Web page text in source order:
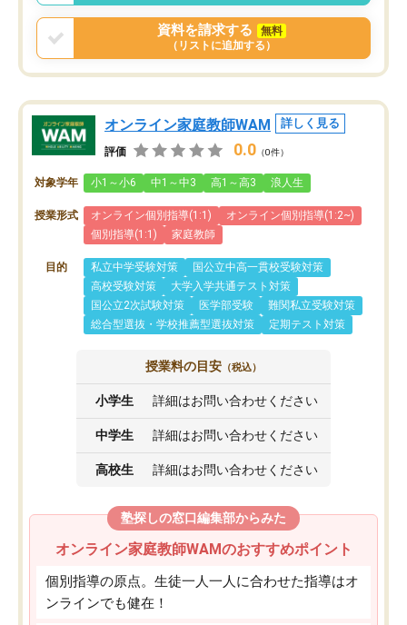
資料を請求する
無料
（リストに追加する）
オンライン家庭教師WAM 詳しく見る
評価 0.0 （0件）
対象学年 小1～小6 中1～中3 高1～高3 浪人生
授業形式 オンライン個別指導(1:1)
オンライン個別指導(1:2~)
個別指導(1:1)
家庭教師
目的 私立中学受験対策
国公立中高一貫校受験対策
高校受験対策
大学入学共通テスト対策
国公立2次試験対策
医学部受験
難関私立受験対策
総合型選抜・学校推薦型選抜対策
定期テスト対策
授業料の目安 （税込）
小学生 詳細はお問い合わせください
中学生 詳細はお問い合わせください
高校生 詳細はお問い合わせください
塾探しの窓口編集部からみた
オンライン家庭教師WAMのおすすめポイント
個別指導の原点。生徒一人一人に合わせた指導はオ
ンラインでも健在！